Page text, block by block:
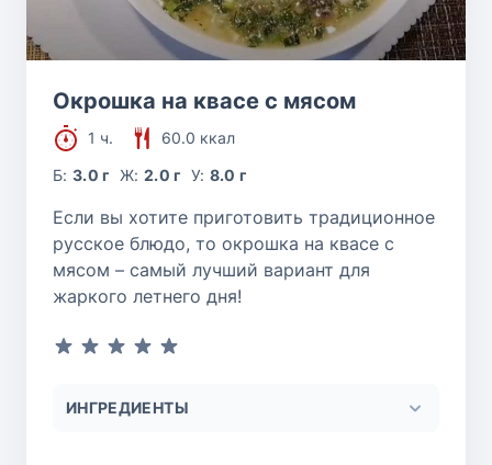
Окрошка на квасе с мясом
1 ч.
60.0 ккал
Б:3.0 г Ж: 2.0 г У: 8.0 г
Если вы хотите приготовить традиционное
русское блюдо, то окрошка на квасе с
мясом – самый лучший вариант для
жаркого летнего дня!
ИНГРЕДИЕНТЫ